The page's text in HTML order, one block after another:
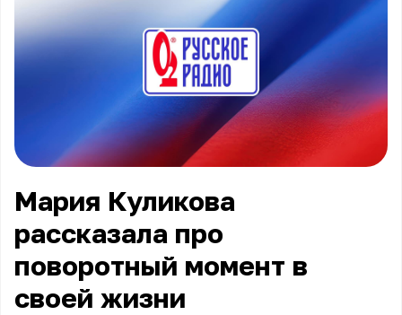
Мария Куликова
рассказала про
поворотный момент в
своей жизни